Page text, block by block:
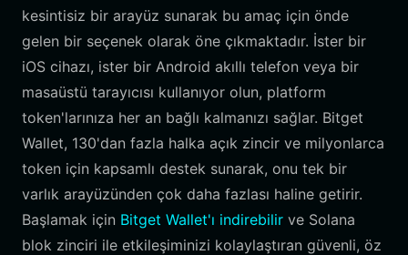
kesintisiz bir arayüz sunarak bu amaç için önde
gelen bir seçenek olarak öne çıkmaktadır. İster bir
iOS cihazı, ister bir Android akıllı telefon veya bir
masaüstü tarayıcısı kullanıyor olun, platform
token'larınıza her an bağlı kalmanızı sağlar. Bitget
Wallet, 130'dan fazla halka açık zincir ve milyonlarca
token için kapsamlı destek sunarak, onu tek bir
varlık arayüzünden çok daha fazlası haline getirir.
Başlamak için Bitget Wallet'ı indirebilir ve Solana
blok zinciri ile etkileşiminizi kolaylaştıran güvenli, öz